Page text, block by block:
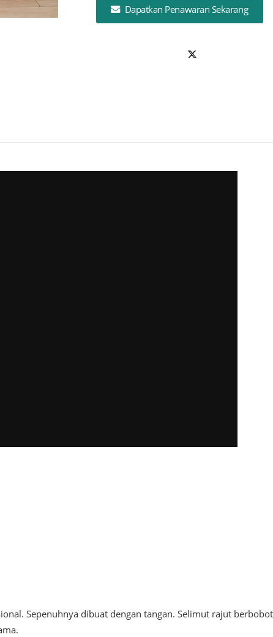
Dapatkan Penawaran Sekarang
Sepenuhnya dibuat dengan tangan. Selimut rajut